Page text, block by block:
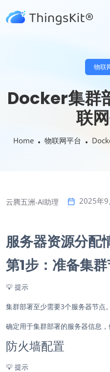
物联
Docker集群
联
Home 物联网平台
云腾五洲-AI助理 2025年9
服务器资源分配
第1步：准备集
💡 提示
集群部署至少需要3个服务器节点。
确定用于集群部署的服务器信息
防火墙配置
💡 提示